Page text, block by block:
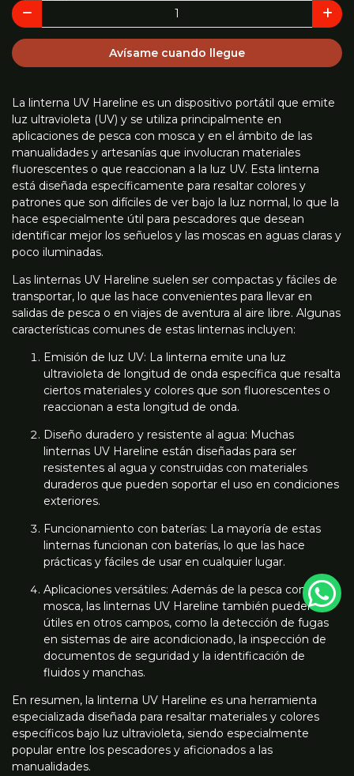
Avísame cuando llegue
La linterna UV Hareline es un dispositivo portátil que emite
luz ultravioleta (UV) y se utiliza principalmente en
aplicaciones de pesca con mosca y en el ámbito de las
manualidades y artesanías que involucran materiales
fluorescentes o que reaccionan a la luz UV. Esta linterna
está diseñada específicamente para resaltar colores y
patrones que son difíciles de ver bajo la luz normal, lo que la
hace especialmente útil para pescadores que desean
identificar mejor los señuelos y las moscas en aguas claras y
poco iluminadas.
Las linternas UV Hareline suelen ser compactas y fáciles de
transportar, lo que las hace convenientes para llevar en
salidas de pesca o en viajes de aventura al aire libre. Algunas
características comunes de estas linternas incluyen:
Emisión de luz UV: La linterna emite una luz
ultravioleta de longitud de onda específica que resalta
ciertos materiales y colores que son fluorescentes o
reaccionan a esta longitud de onda.
Diseño duradero y resistente al agua: Muchas
linternas UV Hareline están diseñadas para ser
resistentes al agua y construidas con materiales
duraderos que pueden soportar el uso en condiciones
exteriores.
Funcionamiento con baterías: La mayoría de estas
linternas funcionan con baterías, lo que las hace
prácticas y fáciles de usar en cualquier lugar.
Aplicaciones versátiles: Además de la pesca con
mosca, las linternas UV Hareline también pueden ser
útiles en otros campos, como la detección de fugas
en sistemas de aire acondicionado, la inspección de
documentos de seguridad y la identificación de
fluidos y manchas.
En resumen, la linterna UV Hareline es una herramienta
especializada diseñada para resaltar materiales y colores
específicos bajo luz ultravioleta, siendo especialmente
popular entre los pescadores y aficionados a las
manualidades.